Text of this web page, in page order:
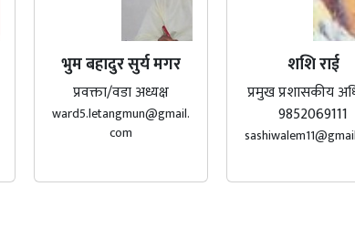
भुम बहादुर सुर्य मगर
प्रवक्ता/वडा अध्यक्ष
ward5.letangmun@gmail.
com
शशि राई
प्रमुख प्रशासकीय
9852069111